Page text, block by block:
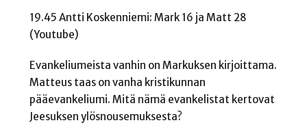
19.45 Antti Koskenniemi: Mark 16 ja Matt 28
(Youtube)
Evankeliumeista vanhin on Markuksen kirjoittama.
Matteus taas on vanha kristikunnan
pääevankeliumi. Mitä nämä evankelistat kertovat
Jeesuksen ylösnousemuksesta?